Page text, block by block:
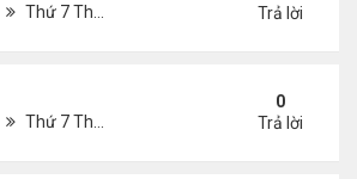
Thứ 7 Tháng 11 06, 2021 2:38 pm
Trả lời
Thứ 7 Tháng 11 06, 2021 2:36 pm
0
Trả lời